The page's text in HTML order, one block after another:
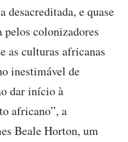
desacreditada, e quase
pelos colonizadores
as culturas africanas
inestimável de
dar início à
africano”, a
Beale Horton, um